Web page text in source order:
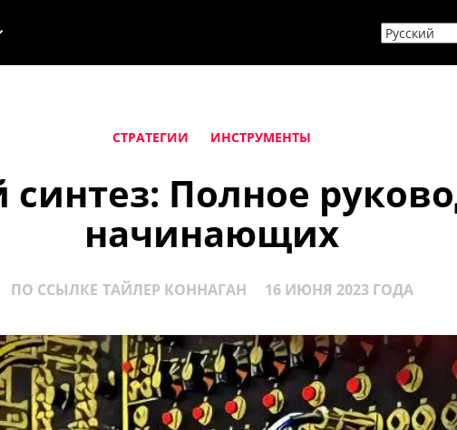
СТРАТЕГИИ ИНСТРУМЕНТЫ
Полное
начинающих
ПО ССЫЛКЕ ТАЙЛЕР КОННАГАН 16 ИЮНЯ 2023 ГОДА